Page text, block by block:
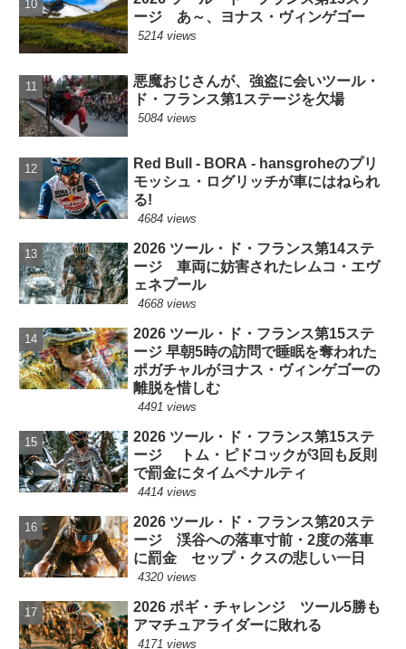
ージ あ～、ヨナス・ヴィンゲゴー
5214 views
悪魔おじさんが、強盗に会いツール・
ド・フランス第1ステージを欠場
5084 views
Red Bull - BORA - hansgroheのプリ
モッシュ・ログリッチが車にはねられ
る!
4684 views
2026 ツール・ド・フランス第14ステ
ージ 車両に妨害されたレムコ・エヴ
ェネプール
4668 views
2026 ツール・ド・フランス第15ステ
ージ 早朝5時の訪問で睡眠を奪われた
ポガチャルがヨナス・ヴィンゲゴーの
離脱を惜しむ
4491 views
2026 ツール・ド・フランス第15ステ
ージ トム・ピドコックが3回も反則
で罰金にタイムペナルティ
4414 views
2026 ツール・ド・フランス第20ステ
ージ 渓谷への落車寸前・2度の落車
に罰金 セップ・クスの悲しい一日
4320 views
2026 ポギ・チャレンジ ツール5勝も
アマチュアライダーに敗れる
4171 views